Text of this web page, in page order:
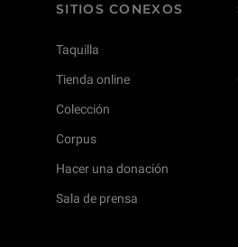
SITIOS CONEXOS
Taquilla
Tienda online
Colección
Corpus
Hacer una donación
Sala de prensa